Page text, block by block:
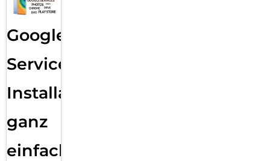
Google
Services
Installation
ganz
einfach